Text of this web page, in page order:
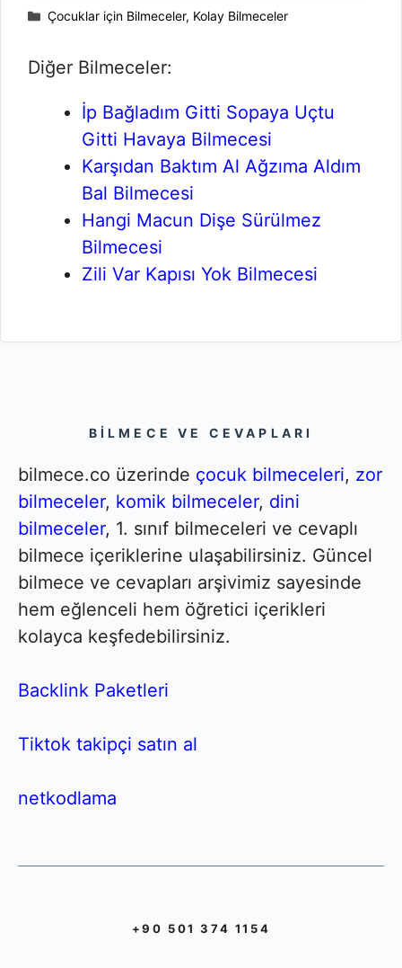
Kategoriler
Çocuklar için Bilmeceler, Kolay Bilmeceler
Diğer Bilmeceler:
İp Bağladım Gitti Sopaya Uçtu
Gitti Havaya Bilmecesi
Karşıdan Baktım Al Ağzıma Aldım
Bal Bilmecesi
Hangi Macun Dişe Sürülmez
Bilmecesi
Zili Var Kapısı Yok Bilmecesi
BILMECE VE CEVAPLARI
bilmece.co üzerinde çocuk bilmeceleri, zor
bilmeceler, komik bilmeceler, dini
bilmeceler, 1. sınıf bilmeceleri ve cevaplı
bilmece içeriklerine ulaşabilirsiniz. Güncel
bilmece ve cevapları arşivimiz sayesinde
hem eğlenceli hem öğretici içerikleri
kolayca keşfedebilirsiniz.
Backlink Paketleri
Tiktok takipçi satın al
netkodlama
+90 501 374 1154